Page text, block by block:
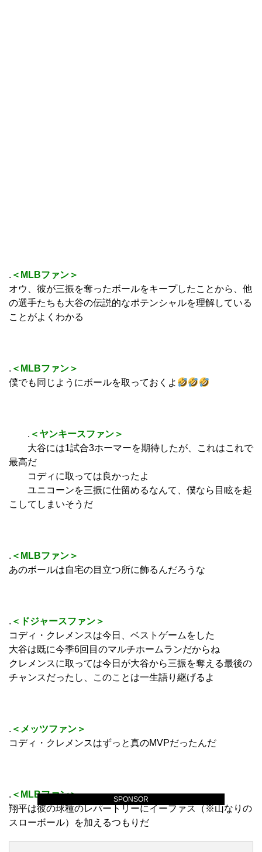
SPONSOR
. ＜MLBファン＞
オウ、彼が三振を奪ったボールをキープしたことから、他
の選手たちも大谷の伝説的なポテンシャルを理解している
ことがよくわかる
. ＜MLBファン＞
僕でも同じようにボールを取っておくよ
. ＜ヤンキースファン＞
大谷には1試合3ホーマーを期待したが、これはこれで
最高だ
コディに取っては良かったよ
ユニコーンを三振に仕留めるなんて、僕なら目眩を起
こしてしまいそうだ
. ＜MLBファン＞
あのボールは自宅の目立つ所に飾るんだろうな
. ＜ドジャースファン＞
コディ・クレメンスは今日、ベストゲームをした
大谷は既に今季6回目のマルチホームランだからね
クレメンスに取っては今日が大谷から三振を奪える最後の
チャンスだったし、このことは一生語り継げるよ
. ＜メッツファン＞
コディ・クレメンスはずっと真のMVPだったんだ
. ＜MLBファン＞
翔平は彼の球種のレパートリーにイーファス（※山なりの
スローボール）を加えるつもりだ